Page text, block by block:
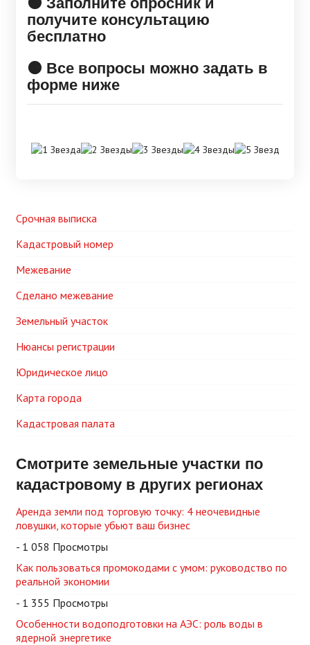
получите консультацию
бесплатно
🟠 Все вопросы можно задать в
форме ниже
Срочная выписка
Кадастровый номер
Межевание
Сделано межевание
Земельный участок
Нюансы регистрации
Юридическое лицо
Карта города
Кадастровая палата
Смотрите земельные участки по
кадастровому в других регионах
Аренда земли под торговую точку: 4 неочевидные
ловушки, которые убьют ваш бизнес
- 1 058 Просмотры
Как пользоваться промокодами с умом: руководство по
реальной экономии
- 1 355 Просмотры
Особенности водоподготовки на АЭС: роль воды в
ядерной энергетике